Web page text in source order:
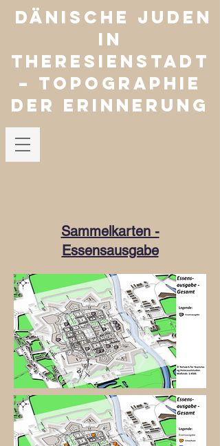
Dänische Juden
in
Theresienstadt
– Topographie
der Erinnerung
Sammelkarten -
Essensausgabe